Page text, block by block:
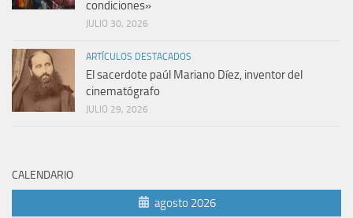
condiciones»
JULIO 30, 2026
ARTÍCULOS DESTACADOS
El sacerdote paúl Mariano Díez, inventor del
cinematógrafo
JULIO 29, 2026
CALENDARIO
agosto 2026